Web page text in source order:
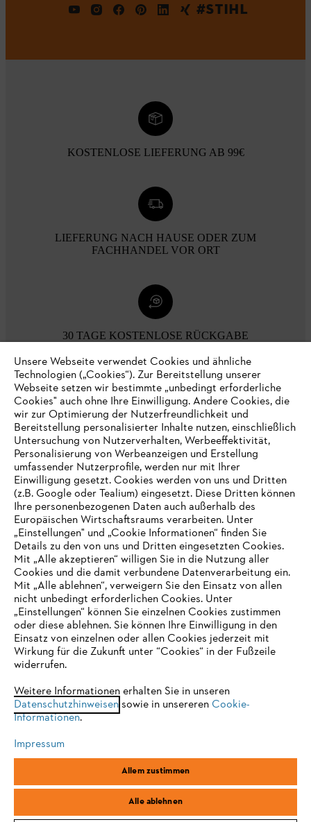
#STIHL
KOSTENLOSE LIEFERUNG AB 99€
LIEFERUNG NACH HAUSE ODER ZUM
FACHHANDEL VOR ORT
30 TAGE KOSTENLOSE RÜCKGABE
Zahlungsmöglichkeiten
Unternehmen
Online Shop
Service
Allgemeine Geschäftsbedingungen
Impressum Cookies Rechtliche Informationen
STIHL Vertriebszentrale AG & Co. KG, D-64807 Dieburg
IHR BROWSER WIRD NICHT
UNTERSTÜTZT
eine optimale Nutzung unserer Seite empfehlen wir Ihnen, zu
einem der folgenden Browser zu wechseln:
Firefox Chrome
Unsere Webseite verwendet Cookies und ähnliche
Technologien („Cookies“). Zur Bereitstellung unserer
Webseite setzen wir bestimmte „unbedingt erforderliche
Cookies" auch ohne Ihre Einwilligung. Andere Cookies, die
wir zur Optimierung der Nutzerfreundlichkeit und
Bereitstellung personalisierter Inhalte nutzen, einschließlich
Untersuchung von Nutzerverhalten, Werbeeffektivität,
Personalisierung von Werbeanzeigen und Erstellung
umfassender Nutzerprofile, werden nur mit Ihrer
Einwilligung gesetzt. Cookies werden von uns und Dritten
(z.B. Google oder Tealium) eingesetzt. Diese Dritten können
Ihre personenbezogenen Daten auch außerhalb des
Europäischen Wirtschaftsraums verarbeiten. Unter
„Einstellungen" und „Cookie Informationen“ finden Sie
Details zu den von uns und Dritten eingesetzten Cookies.
Mit „Alle akzeptieren“ willigen Sie in die Nutzung aller
Cookies und die damit verbundene Datenverarbeitung ein.
Mit „Alle ablehnen“, verweigern Sie den Einsatz von allen
nicht unbedingt erforderlichen Cookies. Unter
„Einstellungen“ können Sie einzelnen Cookies zustimmen
oder diese ablehnen. Sie können Ihre Einwilligung in den
Einsatz von einzelnen oder allen Cookies jederzeit mit
Wirkung für die Zukunft unter “Cookies“ in der Fußzeile
widerrufen.
Weitere Informationen erhalten Sie in unseren
Datenschutzhinweisensowie in unsereren Cookie-
Informationen.
Impressum
Allem zustimmen
Alle ablehnen